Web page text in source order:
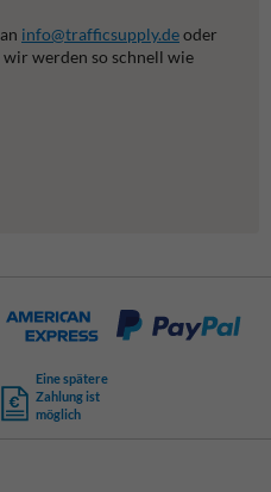
info@trafficsupply.deoder
werden so schnell wie
Eine spätere
Zahlung ist
möglich